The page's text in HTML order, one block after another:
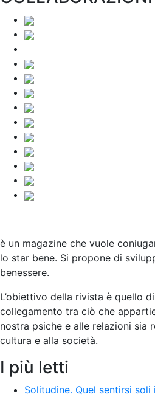
è un magazine che vuole
lo star bene. Si propone di
benessere.
L’obiettivo della rivista è quello
collegamento tra ciò che
nostra psiche e alle relazioni sia
cultura e alla società.
I più letti
Solitudine. Quel sentirsi soli